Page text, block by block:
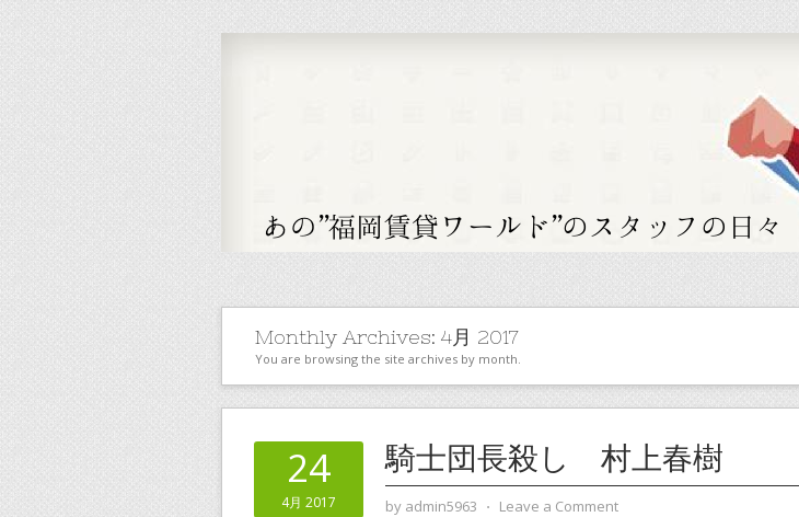
Monthly Archives: 4月 2017
You are browsing the site archives by month.
24
4月 2017
騎士団長殺し 村上春樹
by admin5963 ⋅ Leave a Comment